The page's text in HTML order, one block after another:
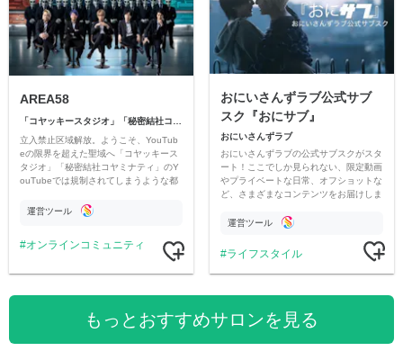
AREA58
「コヤッキースタジオ」「秘密結社コヤミナティ」
立入禁止区域解放。ようこそ、YouTub
eの限界を超えた聖域へ「コヤッキース
タジオ」「秘密結社コヤミナティ」のY
ouTubeでは規制されてしまうような都
公開。
運営ツール
オンラインコミュニティ
おにいさんずラブ公式サブ
スク『おにサブ』
おにいさんずラブ
おにいさんずラブの公式サブスクがスタ
ート！ここでしか見られない、限定動画
やプライベートな日常、オフショットな
ど、さまざまなコンテンツをお届けしま
運営ツール
ライフスタイル
もっとおすすめサロンを見る